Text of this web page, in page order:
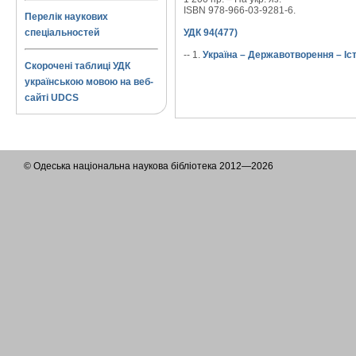
Перелік наукових
спеціальностей
Скорочені таблиці УДК
українською мовою на веб-
сайті UDCS
ISBN 978-966-03-9281-6.
УДК 94(477)
-- 1. Україна – Державотворення –
© Одеська національна наукова бібліотека 2012—2026